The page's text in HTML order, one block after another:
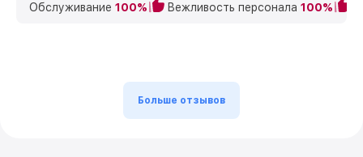
Обслуживание 100% Вежливость персонала 100%
Больше отзывов